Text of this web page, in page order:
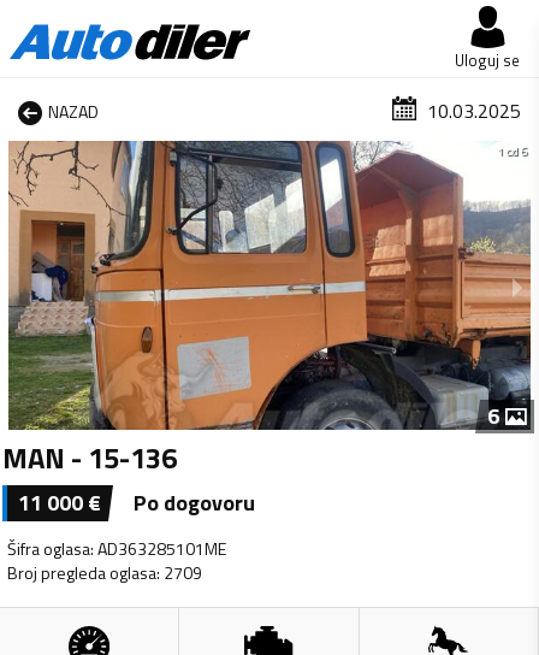
Uloguj se
NAZAD 10.03.2025
1 od 6
6
MAN - 15-136
11 000€ Po dogovoru
Šifra oglasa:AD363285101ME
Broj pregleda oglasa: 2709